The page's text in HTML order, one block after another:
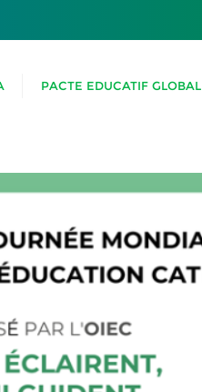
PACTE EDUCATIF GLOBAL